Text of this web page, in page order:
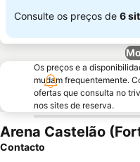
Consulte os preços de 6
Os preços e a
mudam frequentemente.
ofertas que consulta no
nos sites de reserva.
Arena Castelão
Contacto